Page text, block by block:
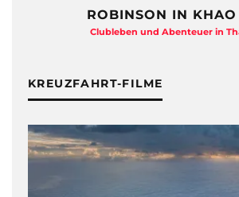
ROBINSON IN
Clubleben und Abenteuer in
KREUZFAHRT-FILME